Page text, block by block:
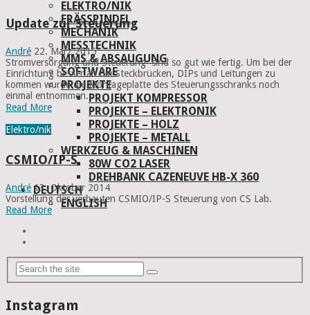
ELEKTRO/NIK
FRÄSSPINDEL
MECHANIK
MESSTECHNIK
MMS & ABSAUGUNG
SOFTWARE
PROJEKTE
PROJEKT KOMPRESSOR
PROJEKTE – ELEKTRONIK
PROJEKTE – HOLZ
PROJEKTE – METALL
WERKZEUG & MASCHINEN
80W CO2 LASER
DREHBANK CAZENEUVE HB-X 360
DEUTSCH
ENGLISH
Update zur Steuerung
André 22. März 2015
Stromversorgung und Steuerung sind so gut wie fertig. Um bei der
Einrichtung besser an die Steckbrücken, DIPs und Leitungen zu
kommen wurde die Montageplatte des Steuerungsschranks noch
einmal entnommen. …
Read More
Elektro/nik
CSMIO/IP-S
André 13. Oktober 2014
Vorstellung der verbauten CSMIO/IP-S Steuerung von CS Lab.
Read More
Instagram